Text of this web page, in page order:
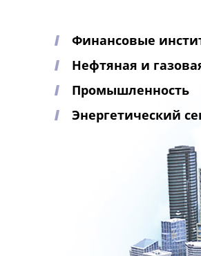
Финансовые
Нефтяная и
Промышленность
Энергетический